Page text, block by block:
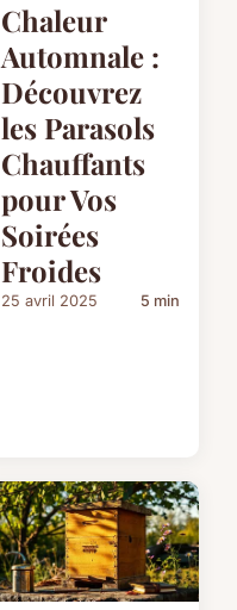
Chaleur
Automnale :
Découvrez
les Parasols
Chauffants
pour Vos
Soirées
Froides
25 avril 2025 5 min